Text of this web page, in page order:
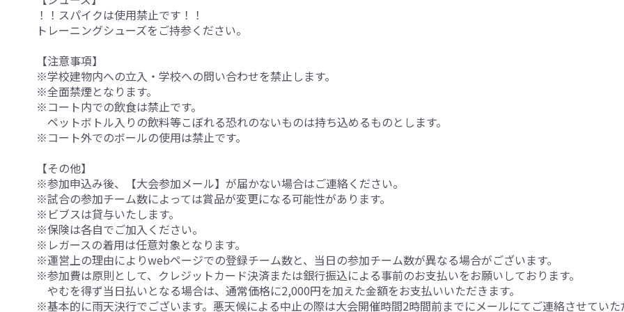
！！スパイクは使用禁止です！！
トレーニングシューズをご持参ください。
【注意事項】
※学校建物内への立入・学校への問い合わせを禁止します。
※全面禁煙となります。
※コート内での飲食は禁止です。
ペットボトル入りの飲料等こぼれる恐れのないものは持ち込めるものとします。
※コート外でのボールの使用は禁止です。
【その他】
※参加申込み後、【大会参加メール】が届かない場合はご連絡ください。
※試合の参加チーム数によっては賞品が変更になる可能性があります。
※ビブスは貸与いたします。
※保険は各自でご加入ください。
※レガースの着用は任意対象となります。
※運営上の理由によりwebページでの登録チーム数と、当日の参加チーム数が異なる場合がございます。
※参加費は原則として、クレジットカード決済または銀行振込による事前のお支払いをお願いしております。
やむを得ず当日払いとなる場合は、通常価格に2,000円を加えた金額をお支払いいただきます。
※基本的に雨天決行でございます。悪天候による中止の際は大会開催時間2時間前までにメールにてご連絡させていた